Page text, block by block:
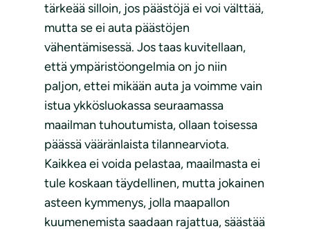
tärkeää silloin, jos päästöjä ei voi välttää,
mutta se ei auta päästöjen
vähentämisessä. Jos taas kuvitellaan,
että ympäristöongelmia on jo niin
paljon, ettei mikään auta ja voimme vain
istua ykkösluokassa seuraamassa
maailman tuhoutumista, ollaan toisessa
päässä vääränlaista tilannearviota.
Kaikkea ei voida pelastaa, maailmasta ei
tule koskaan täydellinen, mutta jokainen
asteen kymmenys, jolla maapallon
kuumenemista saadaan rajattua, säästää